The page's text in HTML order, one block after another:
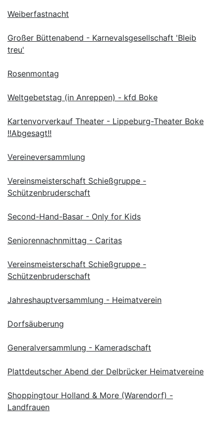
Weiberfastnacht
Großer Büttenabend - Karnevalsgesellschaft 'Bleib
treu'
Rosenmontag
Weltgebetstag (in Anreppen) - kfd Boke
Kartenvorverkauf Theater - Lippeburg-Theater Boke
!!Abgesagt!!
Vereineversammlung
Vereinsmeisterschaft Schießgruppe -
Schützenbruderschaft
Second-Hand-Basar - Only for Kids
Seniorennachnmittag - Caritas
Vereinsmeisterschaft Schießgruppe -
Schützenbruderschaft
Jahreshauptversammlung - Heimatverein
Dorfsäuberung
Generalversammlung - Kameradschaft
Plattdeutscher Abend der Delbrücker Heimatvereine
Shoppingtour Holland & More (Warendorf) -
Landfrauen